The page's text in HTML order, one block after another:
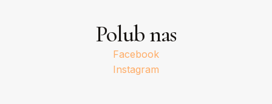
Polub nas
Facebook
Instagram